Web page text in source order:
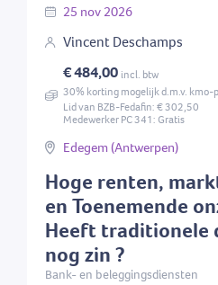
Hoge renten,
en Toenemende
Heeft traditionele
nog zin ?
Bank- en beleggingsdiensten
25 nov 2026
Vincent Deschamps
€ 484,00 incl. btw
30% korting mogelijk d.m.v. kmo-
Lid van BZB-Fedafin: € 302,50
Medewerker PC 341: Gratis
Edegem (Antwerpen)